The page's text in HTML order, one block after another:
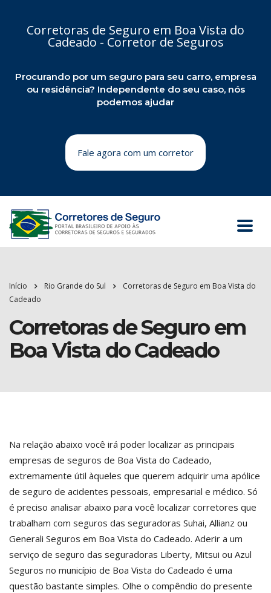
Corretoras de Seguro em Boa Vista do
Cadeado - Corretor de Seguros
Procurando por um seguro para seu carro, empresa
ou residência? Independente do seu caso, nós
podemos ajudar
Fale agora com um corretor
Início Rio Grande do Sul
Corretoras de Seguro em Boa Vista do
Cadeado
Corretoras de Seguro em
Boa Vista do Cadeado
Na relação abaixo você irá poder localizar as principais
empresas de seguros de Boa Vista do Cadeado,
extremamente útil àqueles que querem adquirir uma apólice
de seguro de acidentes pessoais, empresarial e médico. Só
é preciso analisar abaixo para você localizar corretores que
trabalham com seguros das seguradoras Suhai, Allianz ou
Generali Seguros em Boa Vista do Cadeado. Aderir a um
serviço de seguro das seguradoras Liberty, Mitsui ou Azul
Seguros no município de Boa Vista do Cadeado é uma
questão bastante simples. Olhe o compêndio do presente